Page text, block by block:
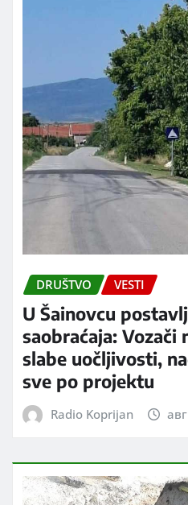
DRUŠTVO VESTI
U Šainovcu
saobraćaja: Vozači
slabe uočljivosti,
sve po projektu
Radio Koprijan